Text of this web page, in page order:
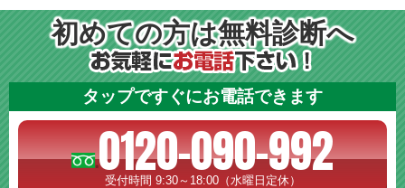
初めての方は無料診断へ
タップですぐにお電話できます
0120-090-992
受付時間 9:30～18:00（水曜日定休）